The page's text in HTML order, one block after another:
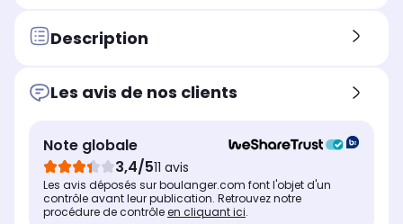
Taille de l'écran (diagonale, en
pouces)
Résolution de l'écran
1600 x 720 pixels
Plat
Technologie de l'écran
TFT (LCD)
Résolution de l'écran
2532 x 1170 pixels
Super Retina XDR
Description
Les avis de nos clients
Note globale
3,4/511 avis
Les avis déposés sur boulanger.com font l'objet d'un
contrôle avant leur publication. Retrouvez notre
procédure de contrôleen cliquant ici.